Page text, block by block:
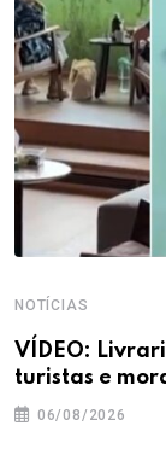
NOTÍCIAS
VÍDEO:
turistas e
06/08/2026